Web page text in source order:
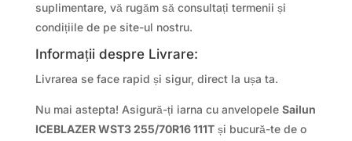
suplimentare, vă rugăm să consultați termenii și
condițiile de pe site-ul nostru.
Informații despre Livrare:
Livrarea se face rapid și sigur, direct la ușa ta.
Nu mai astepta! Asigură-ți iarna cu anvelopele Sailun
ICEBLAZER WST3 255/70R16 111Tși bucură-te de o